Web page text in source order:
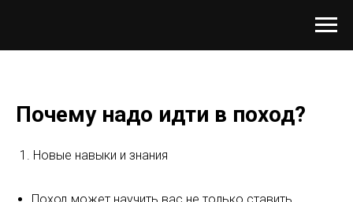
Почему надо идти в поход?
Новые навыки и знания